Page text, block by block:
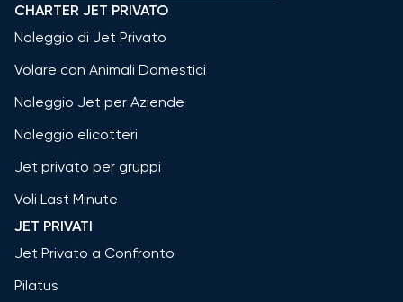
CHARTER JET PRIVATO
Noleggio di Jet Privato
Volare con Animali Domestici
Noleggio Jet per Aziende
Noleggio elicotteri
Jet privato per gruppi
Voli Last Minute
JET PRIVATI
Jet Privato a Confronto
Pilatus